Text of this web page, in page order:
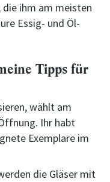
ihm am meisten
Essig- und Öl-
Tipps für
wählt am
Ihr habt
Exemplare im
die Gläser mit